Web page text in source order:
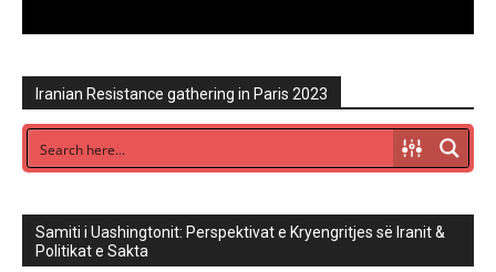
Iranian Resistance gathering in Paris 2023
Samiti i Uashingtonit: Perspektivat e Kryengritjes së Iranit &
Politikat e Sakta